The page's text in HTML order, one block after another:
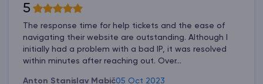
5
The response time for help tickets and the ease of
navigating their website are outstanding. Although I
initially had a problem with a bad IP, it was resolved
within minutes after reaching out. Over...
Anton Stanislav Mabič05 Oct 2023